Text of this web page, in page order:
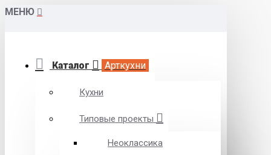
МЕНЮ
Каталог Арткухни
Кухни
Типовые проекты
Неоклассика